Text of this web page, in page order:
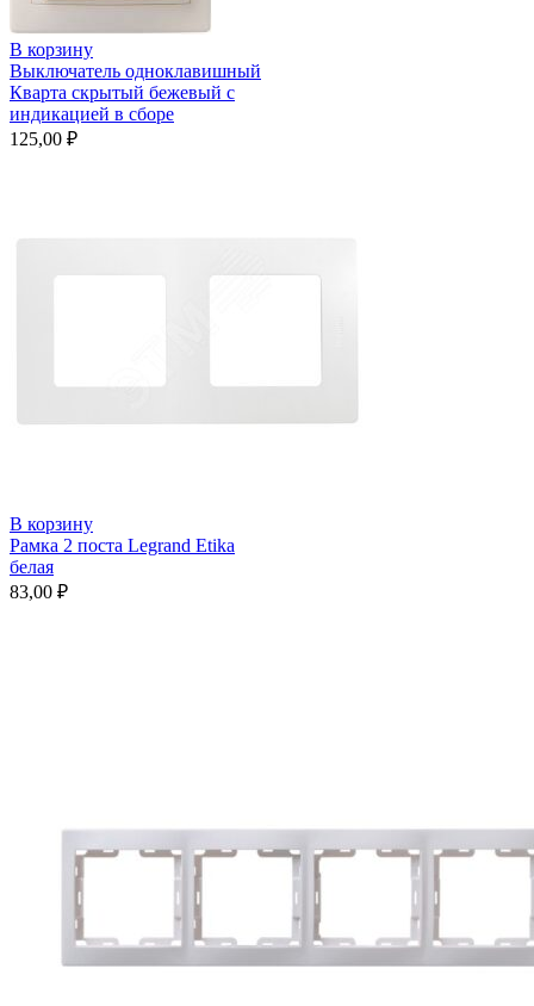
В корзину
Выключатель одноклавишный
Кварта скрытый бежевый с
индикацией в сборе
125,00 ₽
В корзину
Рамка 2 поста Legrand Etika
белая
83,00 ₽